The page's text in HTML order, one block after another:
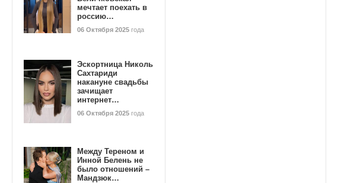
мечтает поехать в
россию…
06 Октября 2025 года
Эскортница Николь
Сахтариди
накануне свадьбы
зачищает
интернет…
06 Октября 2025 года
Между Тереном и
Инной Белень не
было отношений –
Мандзюк…